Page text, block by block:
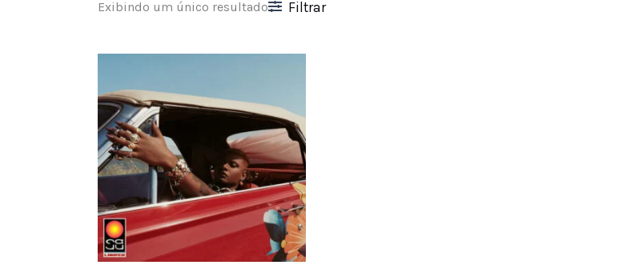
Exibindo um único resultado Filtrar